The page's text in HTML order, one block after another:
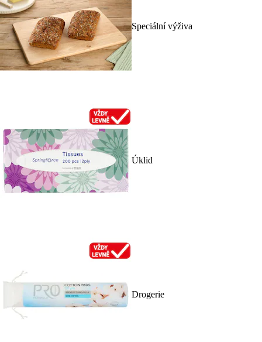
Speciální výživa
Úklid
Drogerie